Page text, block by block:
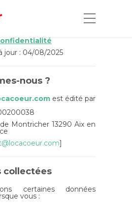
jour : 04/08/2025
nous ?
est édité par
Montricher 13290 Aix en
]
collectées
certaines données
vous :